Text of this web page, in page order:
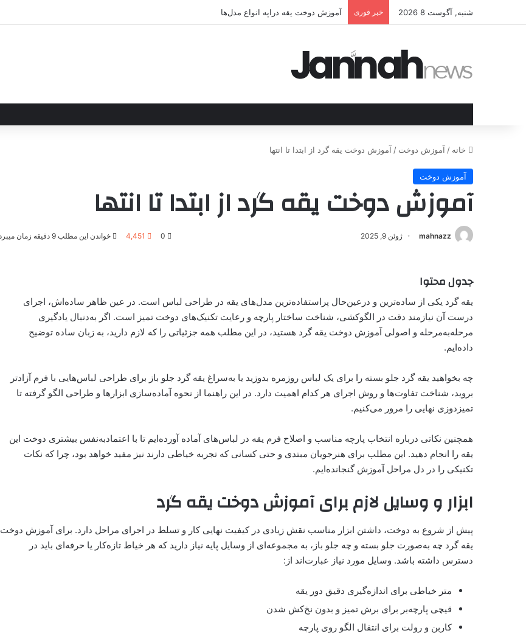
شنبه, آگوست 8 2026 خبر فوری آموزش دوخت و الگو یقه حلزونی جلوبسته و مجلسی
خانه / آموزش دوخت / آموزش دوخت یقه گرد از ابتدا تا انتها
آموزش دوخت
آموزش دوخت یقه گرد از ابتدا تا انتها
mahnazz ژوئن 9, 2025 0
4,451 خواندن این مطلب 9 دقیقه زمان میبرد
جدول محتوا
یقه گرد یکی از ساده‌ترین و درعین‌حال پراستفاده‌ترین مدل‌های یقه در طراحی لباس است. در عین ظاهر ساده‌اش، اجرای
درست آن نیازمند دقت در الگوکشی، شناخت ساختار پارچه و رعایت تکنیک‌های دوخت تمیز است. اگر به‌دنبال یادگیری
مرحله‌به‌مرحله و اصولی آموزش دوخت یقه گرد هستید، در این مطلب همه جزئیاتی را که لازم دارید، به زبان ساده توضیح
داده‌ایم.
چه بخواهید یقه گرد جلو بسته را برای یک لباس روزمره بدوزید یا به‌سراغ یقه گرد جلو باز برای طراحی لباس‌هایی با فرم آزادتر
بروید، شناخت تفاوت‌ها و روش اجرای هر کدام اهمیت دارد. در این راهنما از نحوه آماده‌سازی ابزارها و طراحی الگو گرفته تا
تمیزدوزی نهایی را مرور می‌کنیم.
همچنین نکاتی درباره انتخاب پارچه مناسب و اصلاح فرم یقه در لباس‌های آماده آورده‌ایم تا با اعتمادبه‌نفس بیشتری دوخت این
یقه را انجام دهید. این مطلب برای هنرجویان مبتدی و حتی کسانی که تجربه خیاطی دارند نیز مفید خواهد بود، چرا که نکات
تکنیکی را در دل مراحل آموزش گنجانده‌ایم.
ابزار و وسایل لازم برای آموزش دوخت یقه گرد
پیش از شروع به دوخت، داشتن ابزار مناسب نقش زیادی در کیفیت نهایی کار و تسلط در اجرای مراحل دارد. برای آموزش دوخت
یقه گرد چه به‌صورت جلو بسته و چه جلو باز، به مجموعه‌ای از وسایل پایه نیاز دارید که هر خیاط تازه‌کار یا حرفه‌ای باید در
دسترس داشته باشد. وسایل مورد نیاز عبارت‌اند از:
متر خیاطی برای اندازه‌گیری دقیق دور یقه
قیچی پارچه‌بر برای برش تمیز و بدون نخ‌کش شدن
کاربن و رولت برای انتقال الگو روی پارچه